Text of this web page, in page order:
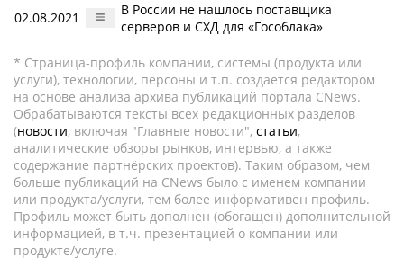
02.08.2021
В России не нашлось поставщика
серверов и СХД для «Гособлака»
* Страница-профиль компании, системы (продукта или
услуги), технологии, персоны и т.п. создается редактором
на основе анализа архива публикаций портала CNews.
Обрабатываются тексты всех редакционных разделов
(новости, включая "Главные новости", статьи,
аналитические обзоры рынков, интервью, а также
содержание партнёрских проектов). Таким образом, чем
больше публикаций на CNews было с именем компании
или продукта/услуги, тем более информативен профиль.
Профиль может быть дополнен (обогащен) дополнительной
информацией, в т.ч. презентацией о компании или
продукте/услуге.